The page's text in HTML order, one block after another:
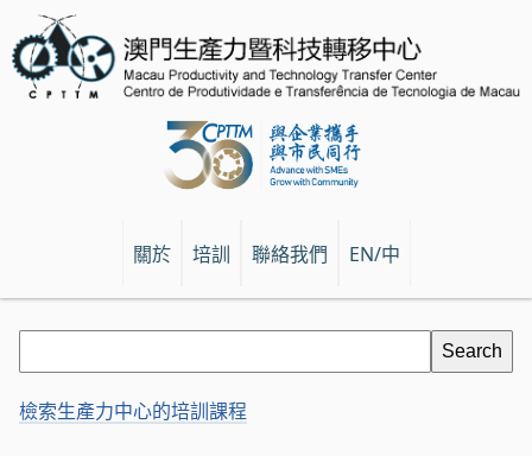
關於 培訓 聯絡我們 EN/中
檢索生產力中心的培訓課程